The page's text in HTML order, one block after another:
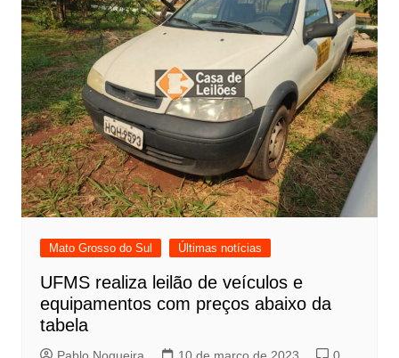
Mato Grosso do Sul Últimas notícias
UFMS realiza leilão de veículos e
equipamentos com preços abaixo da
tabela
Pablo Nogueira 10 de março de 2023 0